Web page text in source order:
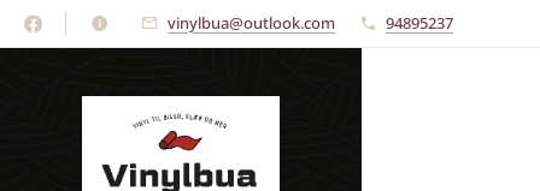
vinylbua@outlook.com 94895237